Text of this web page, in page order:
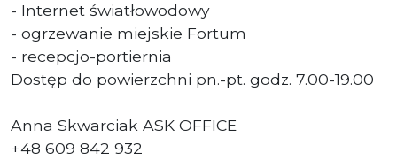
- Internet światłowodowy
- ogrzewanie miejskie Fortum
- recepcjo-portiernia
Dostęp do powierzchni pn.-pt. godz. 7.00-19.00
Anna Skwarciak ASK OFFICE
+48 609 842 932